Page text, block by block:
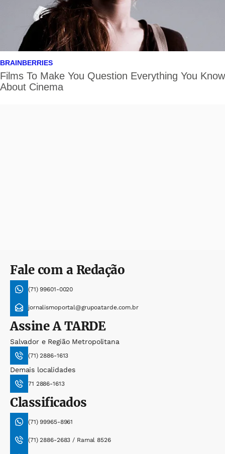
Fale com a Redação
(71) 99601-0020
jornalismoportal@grupoatarde.com.br
AssineA TARDE
Salvador e Região Metropolitana
(71) 2886-1613
Demais localidades
71 2886-1613
Classificados
(71) 99965-8961
(71) 2886-2683 / Ramal 8526